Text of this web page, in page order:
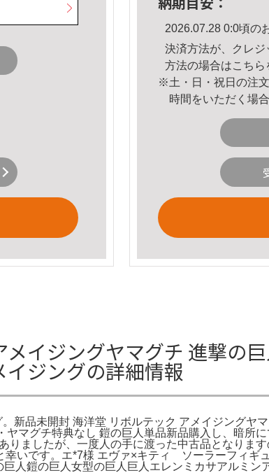
2026.07.28 0:0頃の
決済方法が、クレ
方法の場合はこちら
※土・日・祝日の注
時間をいただく場
イジングヤマグチ 進撃の
ジングの詳細情報
新品未開封 海洋堂 リボルテック アメイジングヤ
マグチ特典なし 鎧の巨人単品新品購入し、暗所
りましたが、一度人の手に渡った中古品となり
いです。エ*7様 エヴァ×キティ ソーラーフィギ
人鎧の巨人女型の巨人巨人エレンミカサアルミン